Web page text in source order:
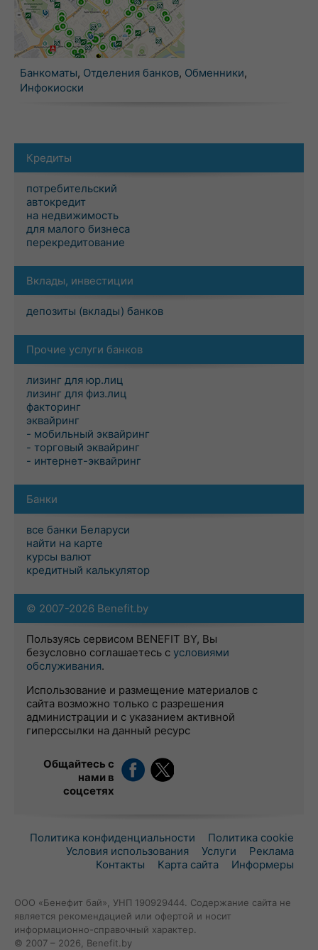
Банкоматы, Отделения банков, Обменники,
Инфокиоски
Кредиты
потребительский
автокредит
на недвижимость
для малого бизнеса
перекредитование
Вклады, инвестиции
депозиты (вклады) банков
Прочие услуги банков
лизинг для юр.лиц
лизинг для физ.лиц
факторинг
эквайринг
- мобильный эквайринг
- торговый эквайринг
- интернет-эквайринг
Банки
все банки Беларуси
найти на карте
курсы валют
кредитный калькулятор
© 2007-2026 Benefit.by
Пользуясь сервисом BENEFIT BY, Вы
безусловно соглашаетесь с условиями
обслуживания.
Использование и размещение материалов с
сайта возможно только с разрешения
администрации и с указанием активной
гиперссылки на данный ресурс
Общайтесь с
нами в
соцсетях
Политика конфиденциальности
Политика cookie
Условия использования
Услуги
Реклама
Контакты
Карта сайта Информеры
ООО «Бенефит бай», УНП 190929444. Содержание сайта не
является рекомендацией или офертой и носит
информационно-справочный характер.
© 2007 – 2026, Benefit.by